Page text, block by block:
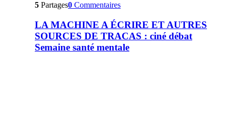
5 Partages0 Commentaires
LA MACHINE A ÉCRIRE ET AUTRES
SOURCES DE TRACAS : ciné débat
Semaine santé mentale